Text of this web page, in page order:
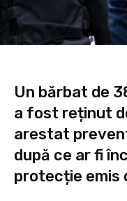
Un bărbat de
a fost reținut
arestat
după ce ar fi
protecție emis